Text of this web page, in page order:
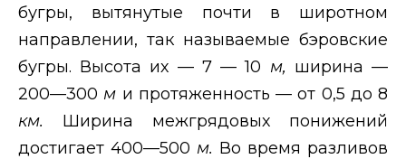
бугры, вытянутые почти в широтном
направлении, так называемые бэровские
бугры. Высота их — 7 — 10 м, ширина —
200—300 м и протяженность — от 0,5 до 8
км. Ширина межгрядовых понижений
достигает 400—500 м. Во время разливов